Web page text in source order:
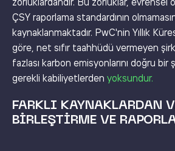
zorluklardandır. Bu zorluklar, evrensel
ÇSY raporlama standardının
kaynaklanmaktadır. PwC'nin Yıllık
göre, net sıfır taahhüdü vermeyen
fazlası karbon emisyonlarını doğru
gerekli kabiliyetlerden yoksundur.
FARKLI KAYNAKLARDAN
BIRLEŞTIRME VE